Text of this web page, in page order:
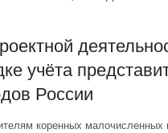
учёта
России
коренных